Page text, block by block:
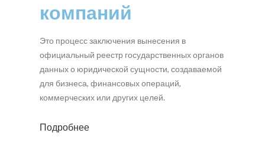
компаний
Это процесс заключения вынесения в
официальный реестр государственных органов
данных о юридической сущности, создаваемой
для бизнеса, финансовых операций,
коммерческих или других целей.
Подробнее